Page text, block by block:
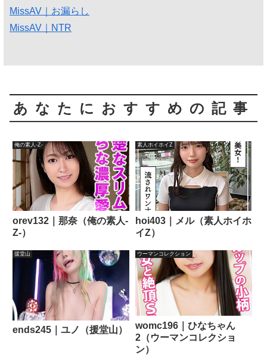
MissAV｜お漏らし
MissAV｜NTR
あなたにおすすめの記事
俺の素人-Z-
orev132｜那奈（俺の素人-
Z-）
素人ホイホイZ
hoi403｜メル（素人ホイホ
イZ）
援堂山
ends245｜ユノ（援堂山）
ウーマンコレクション
womc196｜ひなちゃん
2（ウーマンコレクショ
ン）